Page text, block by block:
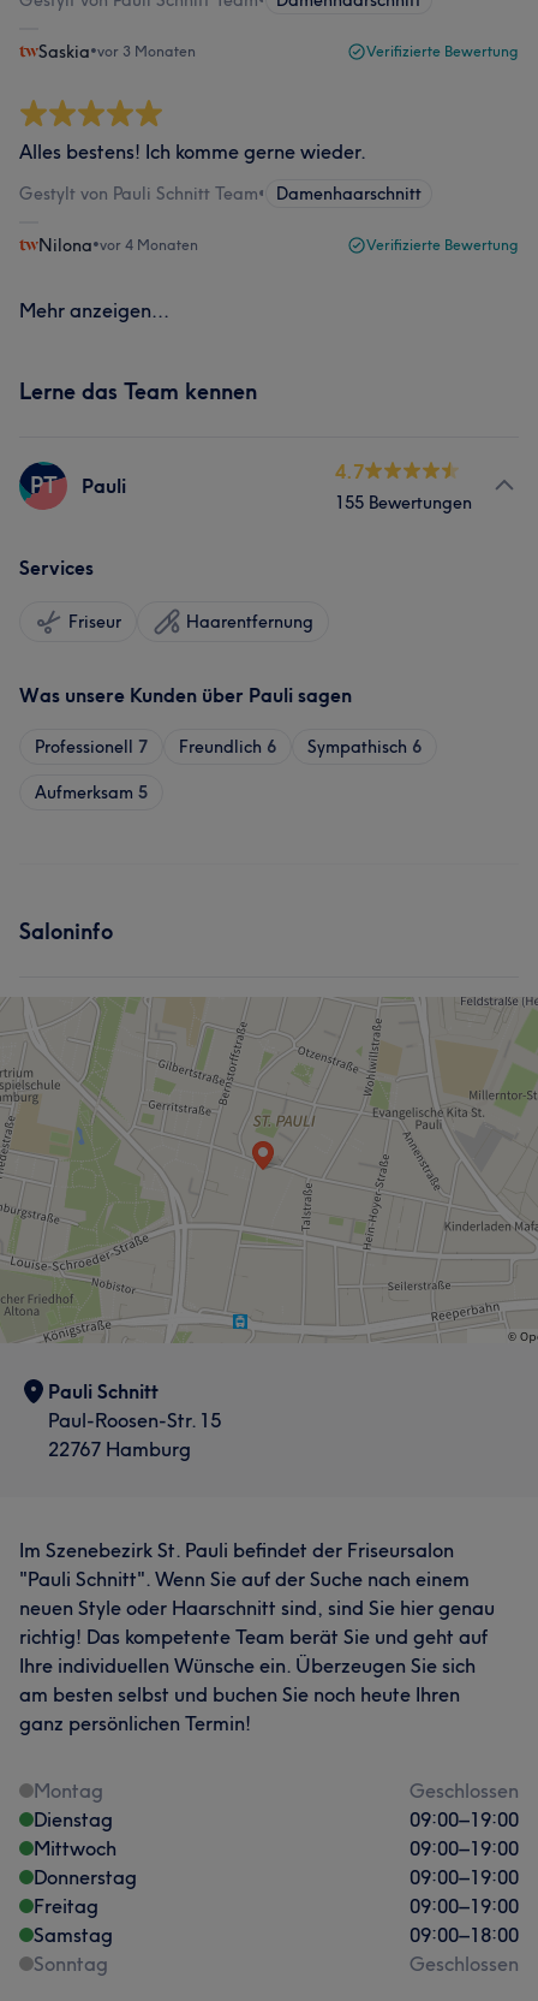
Saskia•vor 3 Monaten Verifizierte Bewertung
Alles bestens! Ich komme gerne wieder.
Gestylt von Pauli Schnitt Team• Damenhaarschnitt
Nilona•vor 4 Monaten Verifizierte Bewertung
Mehr anzeigen...
Lerne das Team kennen
PT Pauli
4.7
155 Bewertungen
Services
Friseur Haarentfernung
Was unsere Kunden über Pauli sagen
Professionell 7 Freundlich 6 Sympathisch 6
Aufmerksam 5
Saloninfo
Pauli Schnitt
Paul-Roosen-Str. 15
22767 Hamburg
Im Szenebezirk St. Pauli befindet der Friseursalon
"Pauli Schnitt". Wenn Sie auf der Suche nach einem
neuen Style oder Haarschnitt sind, sind Sie hier genau
richtig! Das kompetente Team berät Sie und geht auf
Ihre individuellen Wünsche ein. Überzeugen Sie sich
am besten selbst und buchen Sie noch heute Ihren
ganz persönlichen Termin!
Montag
Geschlossen
Dienstag
09:00–19:00
Mittwoch
09:00–19:00
Donnerstag
09:00–19:00
Freitag
09:00–19:00
Samstag
09:00–18:00
Sonntag
Geschlossen